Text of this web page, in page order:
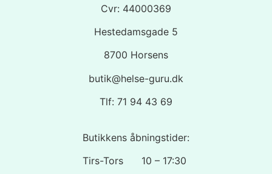
Cvr: 44000369
Hestedamsgade 5
8700 Horsens
butik@helse-guru.dk
Tlf: 71 94 43 69
Butikkens åbningstider:
Tirs-Tors 10 – 17:30